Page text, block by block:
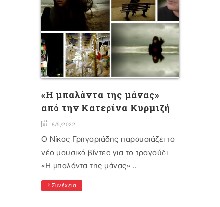
«H μπαλάντα της μάνας»
από την Κατερίνα Κυρμιζή
8/5/2022
Ο Νίκος Γρηγοριάδης παρουσιάζει το
νέο μουσικό βίντεο για το τραγούδι
«Η μπαλάντα της μάνας» ...
Συνέχεια